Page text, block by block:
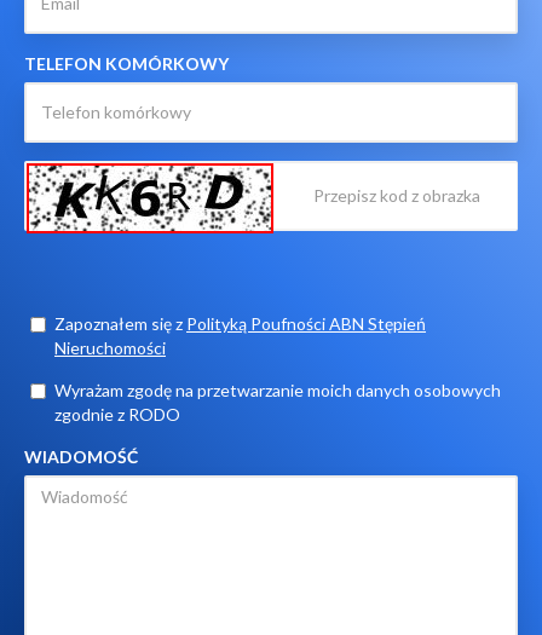
TELEFON KOMÓRKOWY
Zapoznałem się z Polityką Poufności ABN Stępień
Nieruchomości
Wyrażam zgodę na przetwarzanie moich danych osobowych
zgodnie z RODO
WIADOMOŚĆ